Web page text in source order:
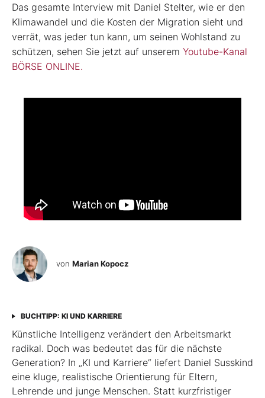
Das gesamte Interview mit Daniel Stelter, wie er den
Klimawandel und die Kosten der Migration sieht und
verrät, was jeder tun kann, um seinen Wohlstand zu
schützen, sehen Sie jetzt auf unserem Youtube-Kanal
BÖRSE ONLINE.
von Marian Kopocz
BUCHTIPP: KI UND KARRIERE
Künstliche Intelligenz verändert den Arbeitsmarkt
radikal. Doch was bedeutet das für die nächste
Generation? In „KI und Karriere“ liefert Daniel Susskind
eine kluge, realistische Orientierung für Eltern,
Lehrende und junge Menschen. Statt kurzfristiger